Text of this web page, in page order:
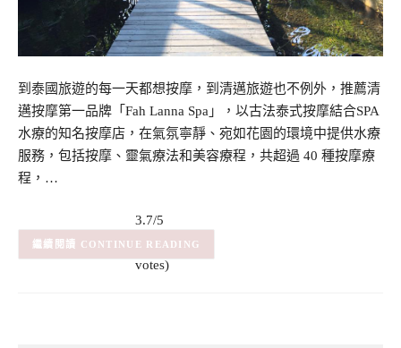
到泰國旅遊的每一天都想按摩，到清邁旅遊也不例外，推薦清
邁按摩第一品牌「Fah Lanna Spa」，以古法泰式按摩結合SPA
水療的知名按摩店，在氣氛寧靜、宛如花園的環境中提供水療
服務，包括按摩、靈氣療法和美容療程，共超過 40 種按摩療
程，…
3.7/5
– (3
votes)
(3) CONTINUE READING